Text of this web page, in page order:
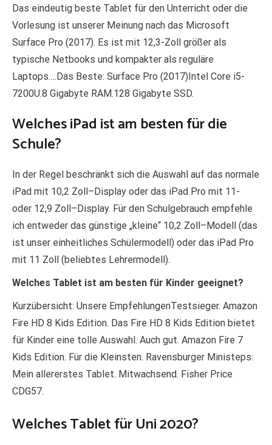
Das eindeutig beste Tablet für den Unterricht oder die
Vorlesung ist unserer Meinung nach das Microsoft
Surface Pro (2017). Es ist mit 12,3-Zoll größer als
typische Netbooks und kompakter als reguläre
Laptops….Das Beste: Surface Pro (2017)Intel Core i5-
7200U.8 Gigabyte RAM.128 Gigabyte SSD.
Welches iPad ist am besten für die
Schule?
In der Regel beschränkt sich die Auswahl auf das normale
iPad mit 10,2 Zoll–Display oder das iPad Pro mit 11-
oder 12,9 Zoll–Display. Für den Schulgebrauch empfehle
ich entweder das günstige „kleine“ 10,2 Zoll–Modell (das
ist unser einheitliches Schülermodell) oder das iPad Pro
mit 11 Zoll (beliebtes Lehrermodell).
Welches Tablet ist am besten für Kinder geeignet?
Kurzübersicht: Unsere EmpfehlungenTestsieger. Amazon
Fire HD 8 Kids Edition. Das Fire HD 8 Kids Edition bietet
für Kinder eine tolle Auswahl. Auch gut. Amazon Fire 7
Kids Edition. Für die Kleinsten. Ravensburger Ministeps:
Mein allererstes Tablet. Mitwachsend. Fisher Price
CDG57.
Welches Tablet für Uni 2020?